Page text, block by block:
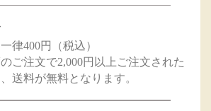
律400円（税込）
ご注文で2,000円以上ご注文された
送料が無料となります。